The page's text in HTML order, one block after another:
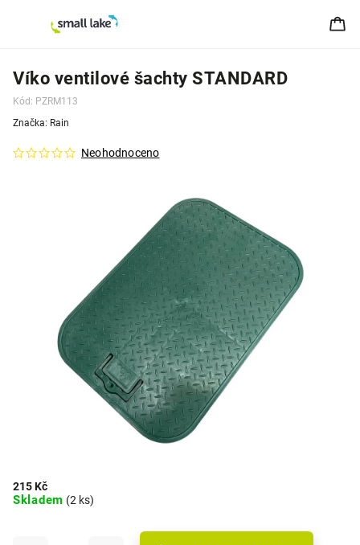
Víko ventilové šachty STANDARD
Kód: PZRM113
Neohodnoceno
Značka: Rain
215 Kč
Skladem (2 ks)